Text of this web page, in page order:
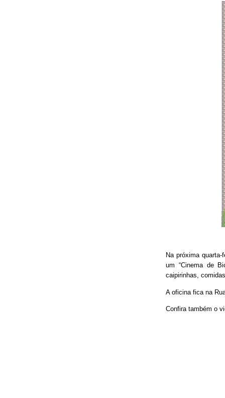
Na próxima
um “Cinema de
caipirinhas,
A oficina fica na
Confira também o